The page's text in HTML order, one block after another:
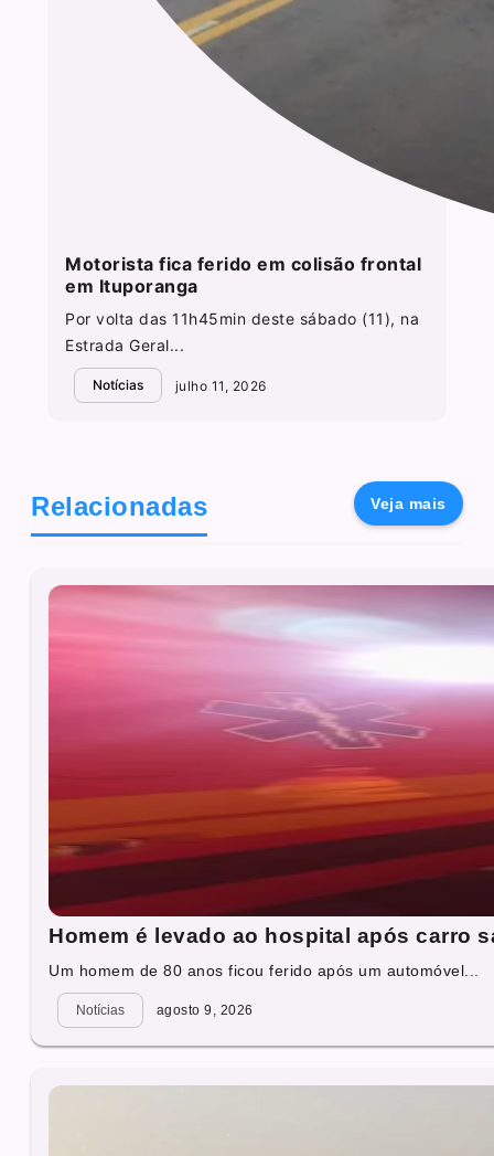
Motorista fica ferido em colisão frontal
em Ituporanga
Por volta das 11h45min deste sábado (11), na
Estrada Geral...
Notícias julho 11, 2026
Relacionadas Veja mais
Homem é levado ao hospital após carro
Um homem de 80 anos ficou ferido após um automóvel...
Notícias agosto 9, 2026